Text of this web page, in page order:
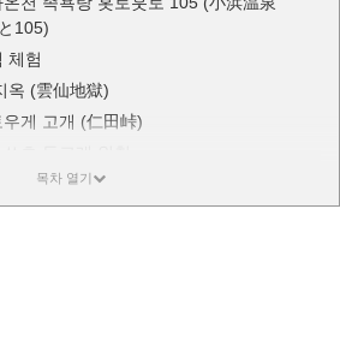
105)
체험
옥 (雲仙地獄)
우게 고개 (仁田峠)
시마바라시 아리마 기리시탄 유산 기
キリシタン遺産記念館)
에서 숙박
엄치는 마을 (鯉の泳ぐまち)